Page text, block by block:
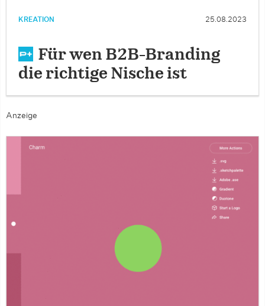
KREATION 25.08.2023
Für wen B2B-Branding
die richtige Nische ist
Anzeige